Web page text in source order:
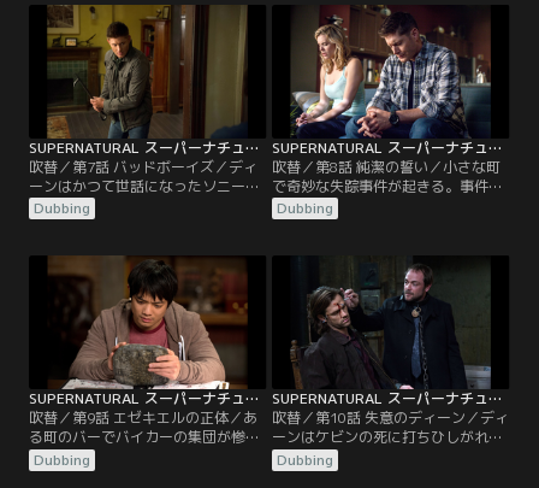
飼っていたシェパード犬のカーネル
に出会う。まるで何かを教えようと
しているかのように吠えるカーネル
の様子を見て、何かを目撃したこと
に気づき“犬と話すまじない”を調
べ、さっそく実行する。
んなある日、カスティエルは地元の
新聞の見出しで見た失踪事件が気に
なり、ディーンに連絡を入れる。だ
が、サムのためにカスティエルとエ
ゼキエルを引き合わせることができ
ないディーンは…。
SUPERNATURAL スーパーナチュラル シーズン9 第07話／吹替
吹替／第7話 バッドボーイズ／ディ
ーンはかつて世話になったソニーと
いう男性から電話を受ける。超常現
象による変死事件の調査を依頼した
生施設を運営しており、ディーンは
16歳のころ、盗みを犯した時に2か
月ほどその施設に入れられたことが
あった。だが、その話が初耳だった
サムは詳しく聞こうとするがディー
ンは多くを語らない。
Dubbing
SUPERNATURAL スーパーナチュラル シーズン9 第08話／吹替
吹替／第8話 純潔の誓い／小さな町
で奇妙な失踪事件が起きる。事件は
ミルズ保安官の管轄区で起きてお
り、保安官はさっそくサムとディー
人は全員が地元の教会の会員であっ
た。サムとディーンは教会の“純潔
の会”への入会を決め、集いに潜入
する。だが、その後、ディーンまで
もが姿を消し…。
Dubbing
SUPERNATURAL スーパーナチュラル シーズン9 第09話／吹替
吹替／第9話 エゼキエルの正体／あ
る町のバーでバイカーの集団が惨殺
されるという事件が起こる。さっそ
く現場へ向かうサムとディーンだっ
Dubbing
SUPERNATURAL スーパーナチュラル シーズン9 第10話／吹替
吹替／第10話 失意のディーン／ディ
ーンはケビンの死に打ちひしがれな
がらも遺体を火葬して弔う。そし
て、ケビンを死に至らしめた天使ガ
Dubbing